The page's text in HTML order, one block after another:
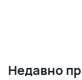
Недавно